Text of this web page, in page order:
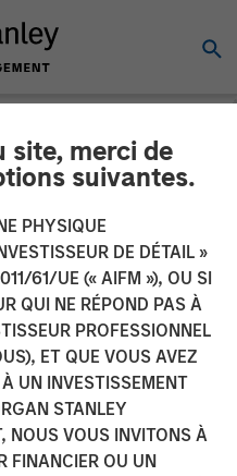
site, merci de
suivantes.
PHYSIQUE
DE DÉTAIL »
61/UE (« AIFM »), OU SI
QUI NE RÉPOND PAS À
PROFESSIONNEL
ET QUE VOUS AVEZ
UN INVESTISSEMENT
STANLEY
NOUS VOUS INVITONS À
FINANCIER OU UN